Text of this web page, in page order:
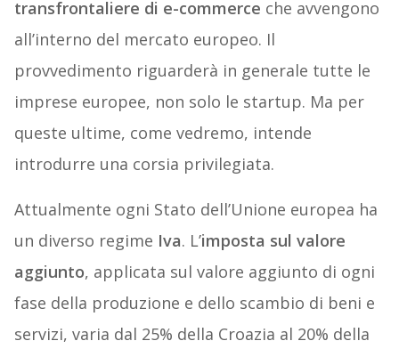
transfrontaliere di e-commerce che avvengono
all’interno del mercato europeo. Il
provvedimento riguarderà in generale tutte le
imprese europee, non solo le startup. Ma per
queste ultime, come vedremo, intende
introdurre una corsia privilegiata.
Attualmente ogni Stato dell’Unione europea ha
un diverso regime Iva. L’imposta sul valore
aggiunto, applicata sul valore aggiunto di ogni
fase della produzione e dello scambio di beni e
servizi, varia dal 25% della Croazia al 20% della